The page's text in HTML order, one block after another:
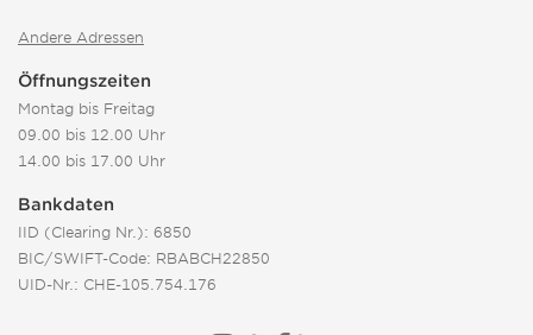
Andere Adressen
Öffnungszeiten
Montag bis Freitag
09.00 bis 12.00 Uhr
14.00 bis 17.00 Uhr
Bankdaten
IID (Clearing Nr.): 6850
BIC/SWIFT-Code: RBABCH22850
UID-Nr.: CHE-105.754.176